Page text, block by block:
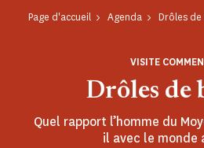
Page d'accueil Agenda Drôles de
Drôles de
VISITE
Quel rapport l’homme du
il avec le monde